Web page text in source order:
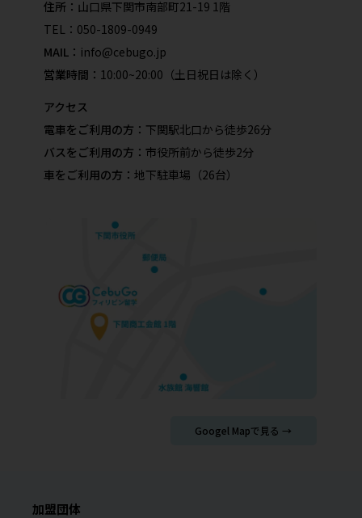
住所： 山口県下関市南部町21-19 1階
TEL： 050-1809-0949
MAIL： info@cebugo.jp
営業時間： 10:00~20:00（土日祝日は除く）
アクセス
電車をご利用の方： 下関駅北口から徒歩26分
バスをご利用の方： 市役所前から徒歩2分
車をご利用の方： 地下駐車場（26台）
Googel Mapで見る →
加盟団体